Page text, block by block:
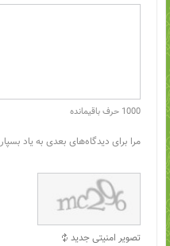
1000 حرف باقیمانده
مرا برای دیدگاه‌های بعدی به یاد بسپار
تصویر امنیتی جدید